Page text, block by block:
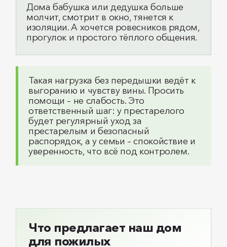
Дома бабушка или дедушка больше
молчит, смотрит в окно, тянется к
изоляции. А хочется ровесников рядом,
прогулок и простого тёплого общения.
Такая нагрузка без передышки ведёт к
выгоранию и чувству вины. Просить
помощи – не слабость. Это
ответственный шаг: у престарелого
будет регулярный уход за
престарелым и безопасный
распорядок, а у семьи – спокойствие и
уверенность, что всё под контролем.
Что предлагает наш дом
для пожилых